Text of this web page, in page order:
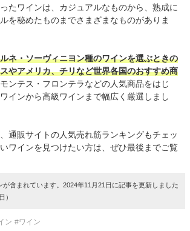
たワインは、カジュアルなものから、熟成に
を秘めたものまでさまざまなものがありま
ネ・ソーヴィニヨン種のワインを選ぶときの
やアメリカ、チリなど世界各国のおすすめ商
ンテス・フロンテラなどの人気商品をはじ
インから高級ワインまで幅広く厳選しまし
通販サイトの人気売れ筋ランキングもチェッ
ワインを見つけたい方は、ぜひ最後までご覧
が含まれています。2024年11月21日に記事を更新しました
）
ン #ワイン